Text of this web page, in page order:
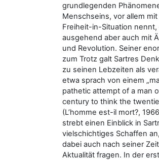
grundlegenden
Menschseins, vor allem
Freiheit-in-Situation nennt,
ausgehend aber auch mit
und Revolution. Seiner
zum Trotz galt Sartres
zu seinen Lebzeiten als
etwa sprach von einem
pathetic attempt of a man
century to think the
(L’homme est-il mort?,
strebt einen Einblick in
vielschichtiges Schaffen
dabei auch nach seiner
Aktualität fragen. In der